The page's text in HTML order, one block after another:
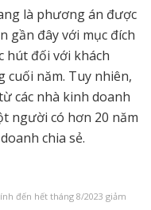
là phương án được
gần đây với mục đích
hút đối với khách
năm. Tuy nhiên,
các nhà kinh doanh
người có hơn 20 năm
chia sẻ.
đến hết tháng 8/2023 giảm